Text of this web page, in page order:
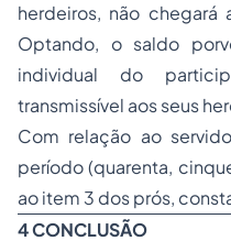
herdeiros, não chegará
Optando, o saldo
individual do
transmissível aos seus
Com relação ao
período (quarenta,
ao item 3 dos prós,
4 CONCLUSÃO